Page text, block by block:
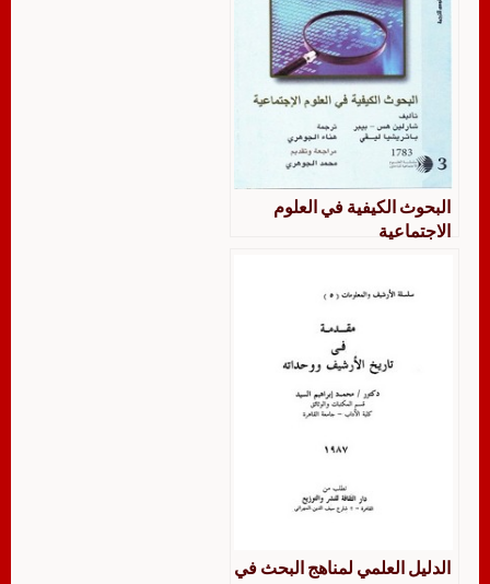
البحوث الكيفية في العلوم
الاجتماعية
الدليل العلمي لمناهج البحث في